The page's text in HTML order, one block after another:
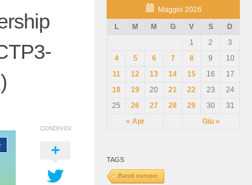
CONDIVIDI
Maggio 2026
L
M M G V S D
« Apr Giu »
1 2
3
4
5 6 7 8 9
10
11
12 13 14 15 16
17
18
19 20 21 22 23
24
25
26 27 28 29 30 31
TAGS
Bandi europei